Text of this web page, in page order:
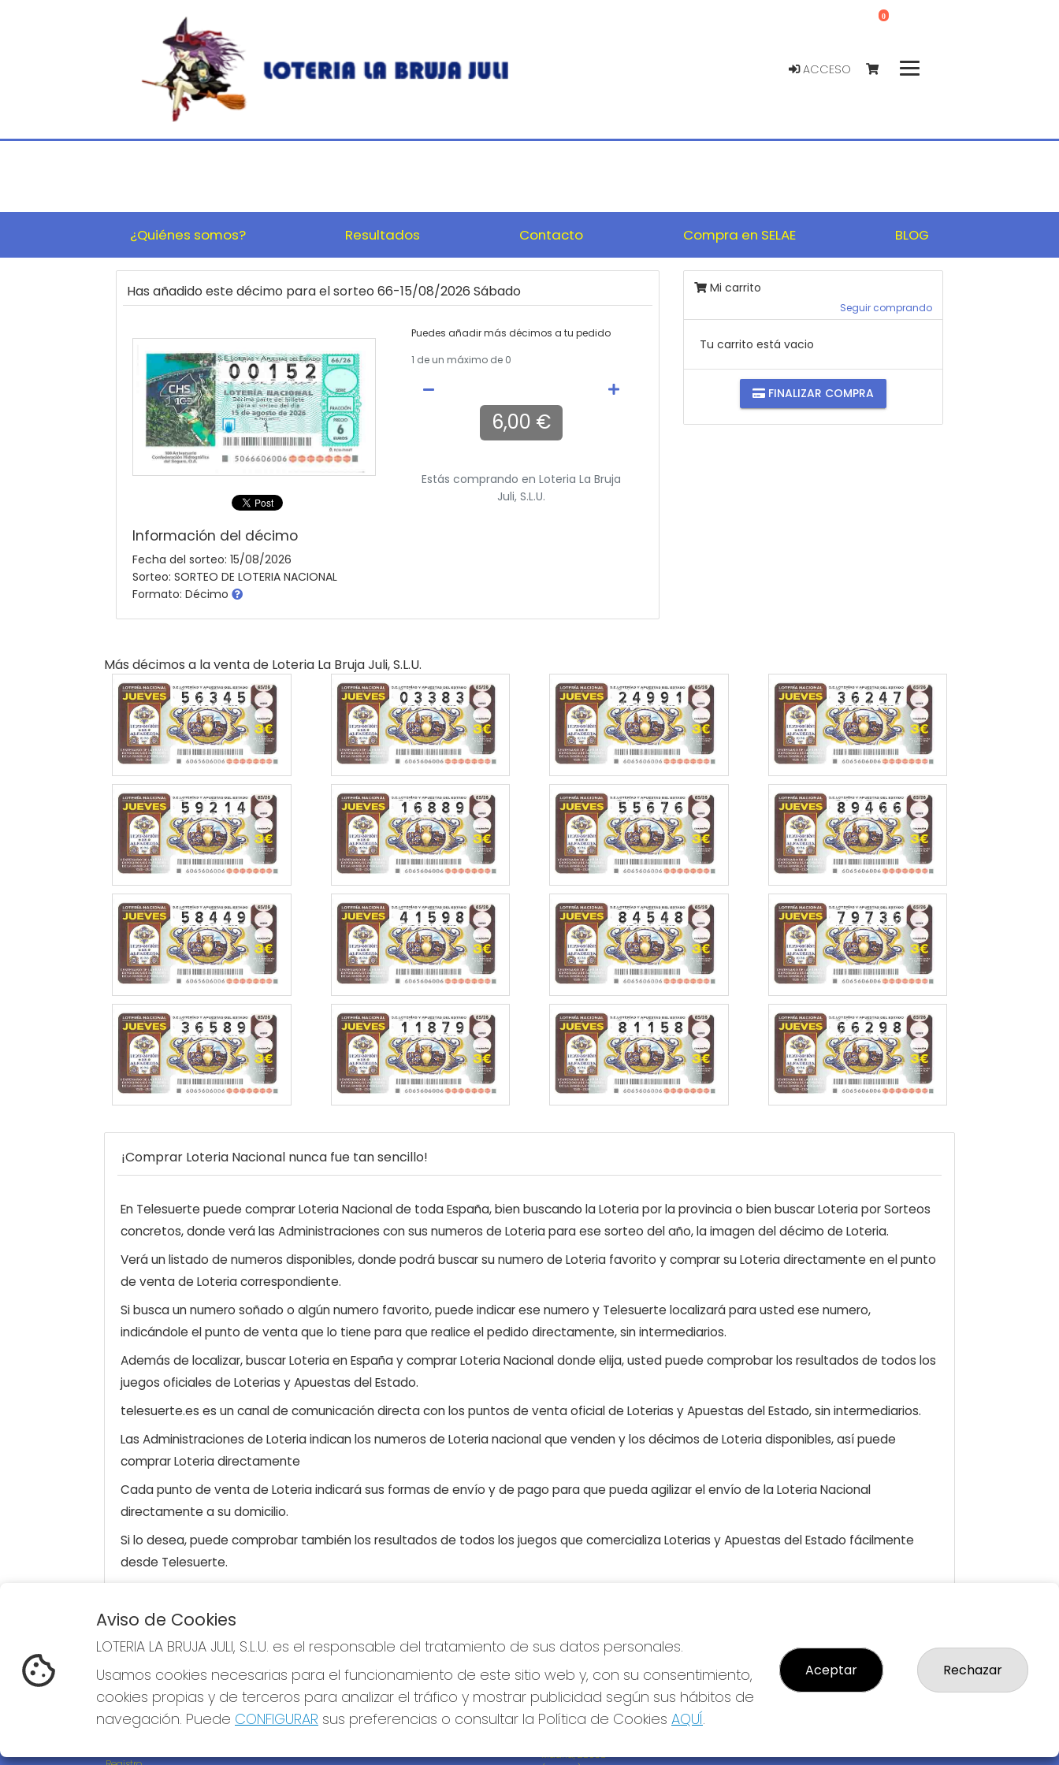
ACCESO
0
¿Quiénes somos? Resultados Contacto Compra en SELAE BLOG
Has añadido este décimo para el sorteo 66-15/08/2026 Sábado
Información del décimo
Fecha del sorteo: 15/08/2026
Sorteo: SORTEO DE LOTERIA NACIONAL
Formato: Décimo
Puedes añadir más décimos a tu pedido
1 de un máximo de 0
6,00 €
Estás comprando en Loteria La Bruja
Juli, S.l.u.
Mi carrito
Seguir comprando
Tu carrito está vacio
FINALIZAR COMPRA
Más décimos a la venta de Loteria La Bruja Juli, S.l.u.
¡Comprar Loteria Nacional nunca fue tan sencillo!
En Telesuerte puede comprar Loteria Nacional de toda España, bien buscando la Loteria por la provincia o bien buscar Loteria por Sorteos
concretos, donde verá las Administraciones con sus numeros de Loteria para ese sorteo del año, la imagen del décimo de Loteria.
Verá un listado de numeros disponibles, donde podrá buscar su numero de Loteria favorito y comprar su Loteria directamente en el punto
de venta de Loteria correspondiente.
Si busca un numero soñado o algún numero favorito, puede indicar ese numero y Telesuerte localizará para usted ese numero,
indicándole el punto de venta que lo tiene para que realice el pedido directamente, sin intermediarios.
Además de localizar, buscar Loteria en España y comprar Loteria Nacional donde elija, usted puede comprobar los resultados de todos los
juegos oficiales de Loterias y Apuestas del Estado.
telesuerte.es es un canal de comunicación directa con los puntos de venta oficial de Loterias y Apuestas del Estado, sin intermediarios.
Las Administraciones de Loteria indican los numeros de Loteria nacional que venden y los décimos de Loteria disponibles, así puede
comprar Loteria directamente
Cada punto de venta de Loteria indicará sus formas de envío y de pago para que pueda agilizar el envío de la Loteria Nacional
directamente a su domicilio.
Si lo desea, puede comprobar también los resultados de todos los juegos que comercializa Loterias y Apuestas del Estado fácilmente
desde Telesuerte.
Comprar lotería
Resultados
Contacto
Empresas
ADMON DE LOTERIAS 242 de
MADRID - LA BRUJA JULI -
RECEPTOR OFICIAL Nº95705
917782800
info@loterialabrujajuli.es
Madrid, 28038
Aviso Legal
Política de Privacidad
Política de Cookies
Aviso de Cookies
LOTERIA LA BRUJA JULI, S.L.U. es el responsable del tratamiento de sus datos personales.
Usamos cookies necesarias para el funcionamiento de este sitio web y, con su consentimiento,
cookies propias y de terceros para analizar el tráfico y mostrar publicidad según sus hábitos de
navegación. Puede CONFIGURAR sus preferencias o consultar la Política de Cookies AQUÍ.
Aceptar Rechazar